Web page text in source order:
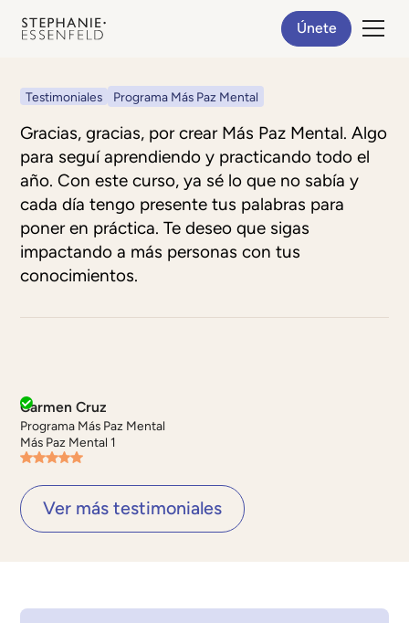
Únete
Testimoniales Programa Más Paz Mental
Gracias, gracias, por crear Más Paz Mental. Algo
para seguí aprendiendo y practicando todo el
año. Con este curso, ya sé lo que no sabía y
cada día tengo presente tus palabras para
poner en práctica. Te deseo que sigas
impactando a más personas con tus
conocimientos.
Carmen Cruz
Programa Más Paz Mental
Más Paz Mental 1
Ver más testimoniales